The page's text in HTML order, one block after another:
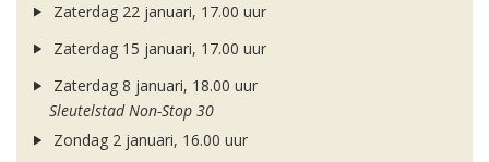
Zaterdag 22 januari, 17.00 uur
Zaterdag 15 januari, 17.00 uur
Zaterdag 8 januari, 18.00 uur
Sleutelstad Non-Stop 30
Zondag 2 januari, 16.00 uur